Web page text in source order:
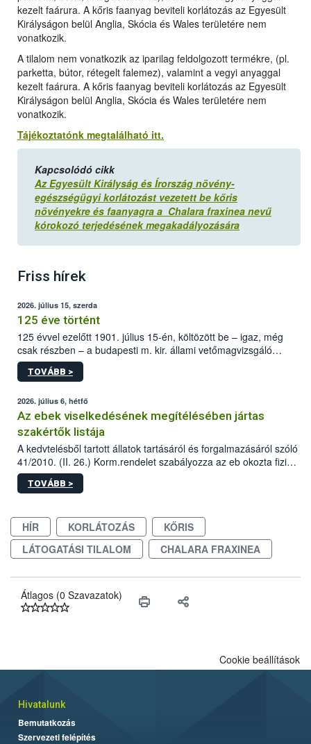
kezelt faárura. A kőris faanyag beviteli korlátozás az Egyesült
Királyságon belül Anglia, Skócia és Wales területére nem
vonatkozik.
A tilalom nem vonatkozik az iparilag feldolgozott termékre, (pl.
parketta, bútor, rétegelt falemez), valamint a vegyi anyaggal
kezelt faárura. A kőris faanyag beviteli korlátozás az Egyesült
Királyságon belül Anglia, Skócia és Wales területére nem
vonatkozik.
Tájékoztatónk megtalálható itt.
Kapcsolódó cikk
Az Egyesült Királyság és Írország növény-
egészségügyi korlátozást vezetett be kőris
növényekre és faanyagra a Chalara fraxinea nevű
kórokozó terjedésének megakadályozására
Friss hírek
2026. július 15, szerda
125 éve történt
125 évvel ezelőtt 1901. július 15-én, költözött be – igaz, még
csak részben – a budapesti m. kir. állami vetőmagvizsgáló
állomás a Kis Rókus utca 15. szám alatti, Czigler Győző által
tervezett új épületébe.
TOVÁBB >
2026. július 6, hétfő
Az ebek viselkedésének megítélésében jártas
szakértők listája
A kedvtelésből tartott állatok tartásáról és forgalmazásáról szóló
41/2010. (II. 26.) Korm.rendelet szabályozza az eb okozta fizikai
sérülés, illetve ennek veszélye keletkezésekor felmerülő
hatósági feladatokat, valamint a veszélyes eb tartását és annak
vonni az ebek viselkedésének megítélésében jártas szakértőt.
TOVÁBB >
HÍR KORLÁTOZÁS
KŐRIS
LÁTOGATÁSI TILALOM
CHALARA FRAXINEA
Átlagos (0 Szavazatok)
Cookie beállítások
Hivatalunk
Bemutatkozás
Szervezeti felépítés